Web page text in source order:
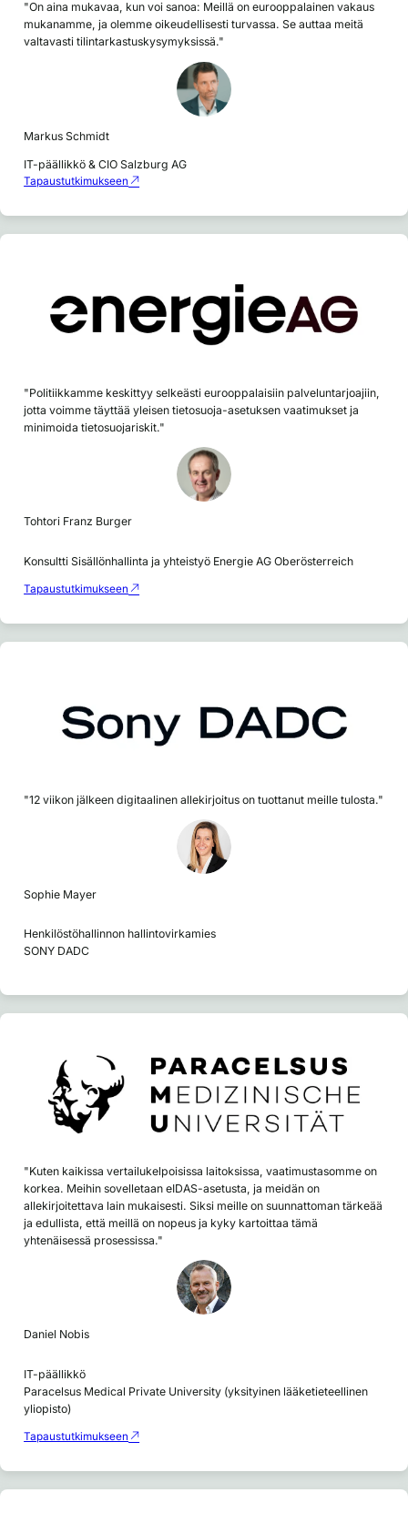
"On aina mukavaa, kun voi sanoa: Meillä on eurooppalainen vakaus
mukanamme, ja olemme oikeudellisesti turvassa. Se auttaa meitä
valtavasti tilintarkastuskysymyksissä."
Markus Schmidt
IT-päällikkö & CIO Salzburg AG
Tapaustutkimukseen
"Politiikkamme keskittyy selkeästi eurooppalaisiin palveluntarjoajiin,
jotta voimme täyttää yleisen tietosuoja-asetuksen vaatimukset ja
minimoida tietosuojariskit."
Tohtori Franz Burger
Konsultti Sisällönhallinta ja yhteistyö Energie AG Oberösterreich
Tapaustutkimukseen
"12 viikon jälkeen digitaalinen allekirjoitus on tuottanut meille tulosta."
Sophie Mayer
Henkilöstöhallinnon hallintovirkamies
SONY DADC
"Kuten kaikissa vertailukelpoisissa laitoksissa, vaatimustasomme on
korkea. Meihin sovelletaan eIDAS-asetusta, ja meidän on
allekirjoitettava lain mukaisesti. Siksi meille on suunnattoman tärkeää
ja edullista, että meillä on nopeus ja kyky kartoittaa tämä
yhtenäisessä prosessissa."
Daniel Nobis
IT-päällikkö
Paracelsus Medical Private University (yksityinen lääketieteellinen
yliopisto)
Tapaustutkimukseen